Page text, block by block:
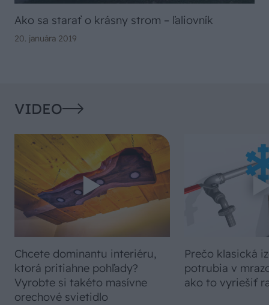
Ako sa starať o krásny strom – ľaliovník
20. januára 2019
VIDEO
Chcete dominantu interiéru,
ktorá pritiahne pohľady?
Vyrobte si takéto masívne
orechové svietidlo
Prečo klasická
potrubia v
ako to vyriešiť